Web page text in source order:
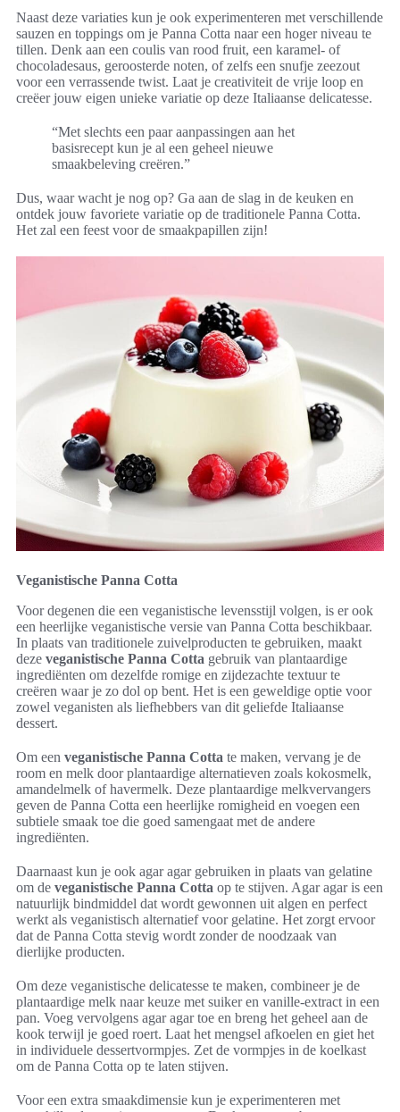
Naast deze variaties kun je ook experimenteren met verschillende
sauzen en toppings om je Panna Cotta naar een hoger niveau te
tillen. Denk aan een coulis van rood fruit, een karamel- of
chocoladesaus, geroosterde noten, of zelfs een snufje zeezout
voor een verrassende twist. Laat je creativiteit de vrije loop en
creëer jouw eigen unieke variatie op deze Italiaanse delicatesse.
“Met slechts een paar aanpassingen aan het
basisrecept kun je al een geheel nieuwe
smaakbeleving creëren.”
Dus, waar wacht je nog op? Ga aan de slag in de keuken en
ontdek jouw favoriete variatie op de traditionele Panna Cotta.
Het zal een feest voor de smaakpapillen zijn!
Veganistische Panna Cotta
Voor degenen die een veganistische levensstijl volgen, is er ook
een heerlijke veganistische versie van Panna Cotta beschikbaar.
In plaats van traditionele zuivelproducten te gebruiken, maakt
deze veganistische Panna Cotta gebruik van plantaardige
ingrediënten om dezelfde romige en zijdezachte textuur te
creëren waar je zo dol op bent. Het is een geweldige optie voor
zowel veganisten als liefhebbers van dit geliefde Italiaanse
dessert.
Om een veganistische Panna Cotta te maken, vervang je de
room en melk door plantaardige alternatieven zoals kokosmelk,
amandelmelk of havermelk. Deze plantaardige melkvervangers
geven de Panna Cotta een heerlijke romigheid en voegen een
subtiele smaak toe die goed samengaat met de andere
ingrediënten.
Daarnaast kun je ook agar agar gebruiken in plaats van gelatine
om de veganistische Panna Cotta op te stijven. Agar agar is een
natuurlijk bindmiddel dat wordt gewonnen uit algen en perfect
werkt als veganistisch alternatief voor gelatine. Het zorgt ervoor
dat de Panna Cotta stevig wordt zonder de noodzaak van
dierlijke producten.
Om deze veganistische delicatesse te maken, combineer je de
plantaardige melk naar keuze met suiker en vanille-extract in een
pan. Voeg vervolgens agar agar toe en breng het geheel aan de
kook terwijl je goed roert. Laat het mengsel afkoelen en giet het
in individuele dessertvormpjes. Zet de vormpjes in de koelkast
om de Panna Cotta op te laten stijven.
Voor een extra smaakdimensie kun je experimenteren met